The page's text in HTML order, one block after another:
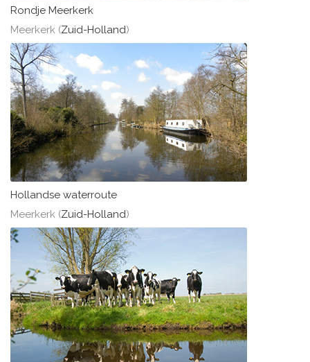
Rondje Meerkerk
Meerkerk (Zuid-Holland)
Hollandse waterroute
Meerkerk (Zuid-Holland)